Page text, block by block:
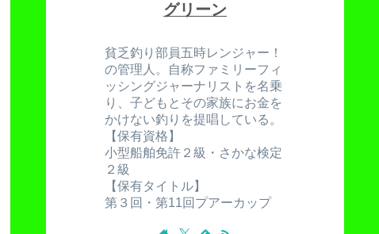
グリーン
貧乏釣り部員五時レンジャー！
の管理人。自称ファミリーフィ
ッシングジャーナリストを名乗
り、子どもとその家族にお金を
かけない釣りを提唱している。
【保有資格】
小型船舶免許２級・さかな検定
２級
【保有タイトル】
第３回・第11回プアーカップ